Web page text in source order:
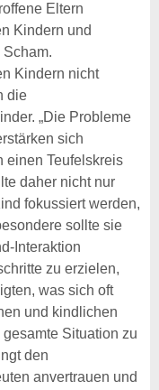
Eltern
Kindern und
Kindern nicht
die
„Die Probleme
sich
einen Teufelskreis
daher nicht nur
fokussiert werden,
sollte sie
Interaktion
zu erzielen,
was sich oft
und kindlichen
Situation zu
den
anvertrauen und